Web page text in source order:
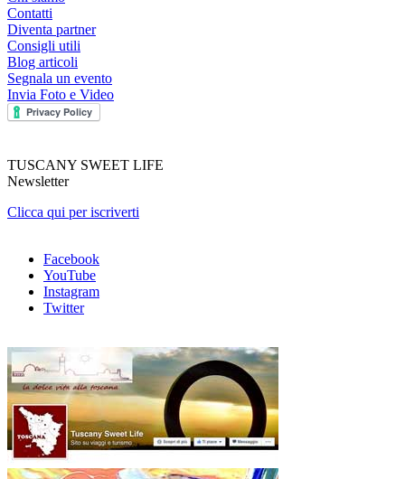
Contatti
Diventa partner
Consigli utili
Blog articoli
Segnala un evento
Invia Foto e Video
TUSCANY SWEET LIFE
Newsletter
Clicca qui per iscriverti
Facebook
YouTube
Instagram
Twitter